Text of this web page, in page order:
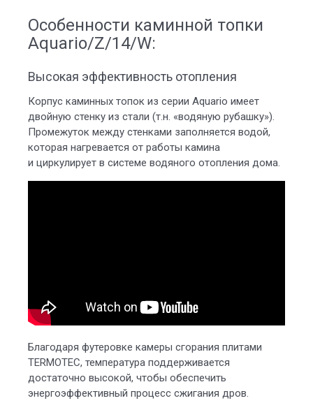
Особенности каминной топки
Aquario/Z/14/W:
Высокая эффективность отопления
Корпус каминных топок из серии Aquario имеет
двойную стенку из стали (т.н. «водяную рубашку»).
Промежуток между стенками заполняется водой,
которая нагревается от работы камина
и циркулирует в системе водяного отопления дома.
Благодаря футеровке камеры сгорания плитами
TERMOTEC, температура поддерживается
достаточно высокой, чтобы обеспечить
энергоэффективный процесс сжигания дров.